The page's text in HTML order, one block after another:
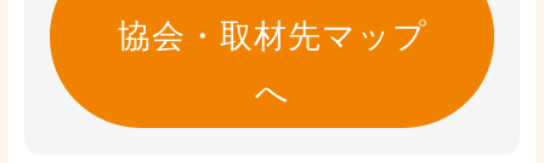
協会・取材先マップ
へ